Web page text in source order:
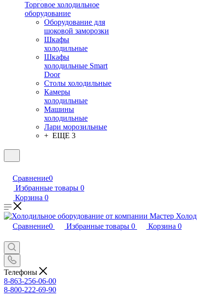
Торговое холодильное
оборудование
Оборудование для
шоковой заморозки
Шкафы
холодильные
Шкафы
холодильные Smart
Door
Столы холодильные
Камеры
холодильные
Машины
холодильные
Лари морозильные
+ ЕЩЕ 3
Сравнение0
Избранные товары 0
Корзина 0
Сравнение0 Избранные товары 0 Корзина 0
Телефоны
8-863-256-06-00
8-800-222-69-90